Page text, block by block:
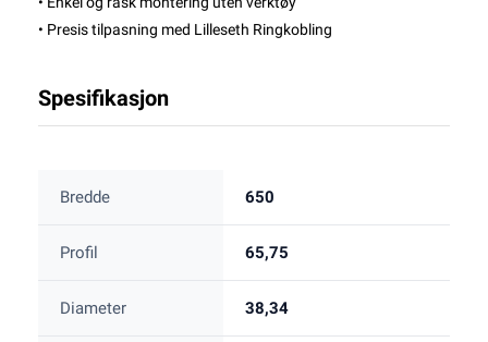
• Presis tilpasning med Lilleseth Ringkobling
Spesifikasjon
Bredde 650
Profil 65,75
Diameter 38,34